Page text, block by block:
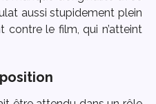
aussi stupidement plein
contre le film, qui n’atteint